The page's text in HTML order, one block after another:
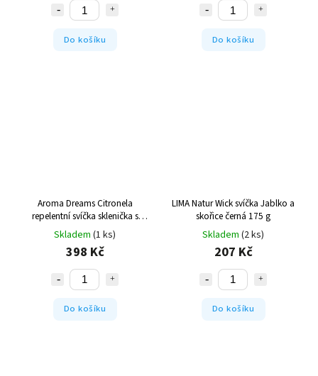
Do košíku Do košíku
Aroma Dreams Citronela
repelentní svíčka sklenička s
víčkem 700 ml
Skladem (1 ks)
398 Kč
Do košíku
LIMA Natur Wick svíčka Jablko a
skořice černá 175 g
Skladem (2 ks)
207 Kč
Do košíku